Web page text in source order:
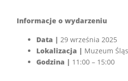
Informacje o wydarzeniu
Data | 29 września 2025
Lokalizacja | Muzeum
Godzina | 11:00 – 15:00